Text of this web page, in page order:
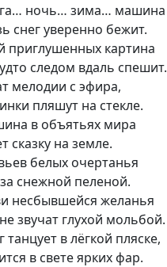
ночь… зима… машина
снег уверенно бежит.
приглушенных картина
следом вдаль спешит.
мелодии с эфира,
пляшут на стекле.
в объятьях мира
сказку на земле.
белых очертанья
снежной пеленой.
несбывшейся желанья
звучат глухой мольбой.
танцует в лёгкой пляске,
в свете ярких фар.